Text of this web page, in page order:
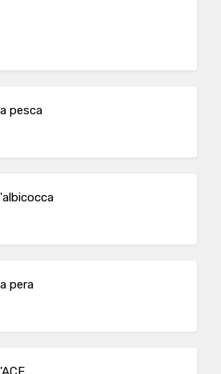
pesca
pera